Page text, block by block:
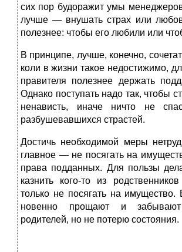
сих пор будоражит умы
лучше — внушать страх или
полезнее: чтобы его любили или
В принципе, лучше, конечно,
коли в жизни такое недостижимо,
правителя полезнее держать
Од­нако поступать надо так, чтобы
нена­висть, иначе ничто не
разбушевавшихся страстей.
Достичь необходимой меры
главное — не посягать на
права подданных. Для пользы
казнить кого-то из
только не посягать на
новенно прощают и
родителей, но не потерю состояния.